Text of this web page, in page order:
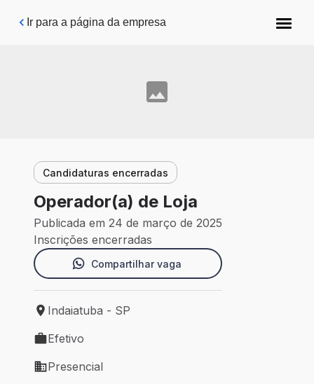
Pular para o conteúdo principal
Ir para a página da empresa
Candidaturas encerradas
Operador(a) de Loja
Publicada em 24 de março de 2025
Inscrições encerradas
Compartilhar vaga
Local de trabalho: Indaiatuba - SP
Indaiatuba - SP
Tipo de vaga: Efetivo
Efetivo
Modelo de trabalho: Presencial
Presencial